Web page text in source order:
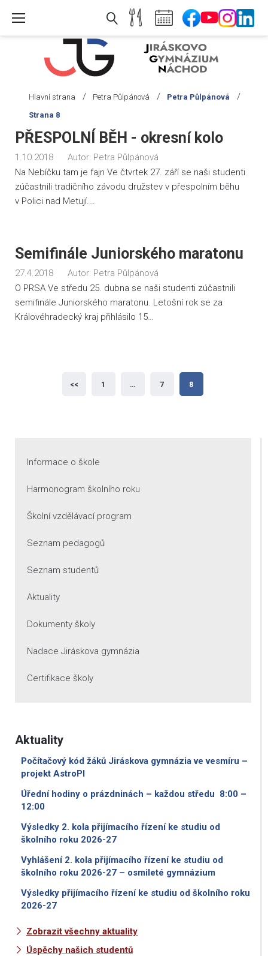
Hlavní strana / Petra Půlpánová / Petra Půlpánová /
Strana 8
Autor:
Petra
Půlpánová
PŘESPOLNÍ BĚH - okresní kolo
1.10.2018 Autor: Petra Půlpánová
Na Nebíčku tam je fajn Ve čtvrtek 27. září se naši studenti
zúčastnili tradičního závodu družstev v přespolním běhu
v Polici nad Metují.…
Semifinále Juniorského maratonu
27.4.2018 Autor: Petra Půlpánová
O PRSA Ve středu 25. dubna se naši studenti zúčastnili
semifinále Juniorského maratonu. Letošní rok se za
Královéhradecký kraj přihlásilo 15…
Stránkování
<< 1 … 7 8
Informace o škole
Harmonogram školního roku
Školní vzdělávací program
Seznam pedagogů
Seznam studentů
Aktuality
Dokumenty školy
Nadace Jiráskova gymnázia
Certifikace školy
Aktuality
Počítačový kód žáků Jiráskova gymnázia ve vesmíru –
projekt AstroPI
Úřední hodiny o prázdninách – každou středu 8:00 –
12:00
Výsledky 2. kola přijímacího řízení ke studiu od
školního roku 2026-27
Vyhlášení 2. kola přijímacího řízení ke studiu od
školního roku 2026-27 – osmileté gymnázium
Výsledky přijímacího řízení ke studiu od školního roku
2026-27
Zobrazit všechny aktuality
Úspěchy našich studentů